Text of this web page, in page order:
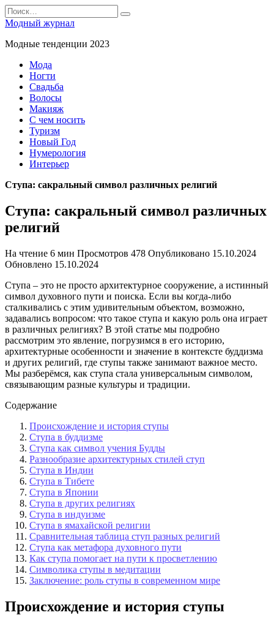
Перейти
к
содержанию
Search
for:
Модный журнал
Модные тенденции 2023
Мода
Ногти
Свадьба
Волосы
Макияж
С чем носить
Туризм
Новый Год
Нумерология
Интерьер
Ступа: сакральный символ различных религий
Ступа: сакральный символ различных
религий
На чтение 6 мин Просмотров 478 Опубликовано 15.10.2024
Обновлено 15.10.2024
Ступа – это не просто архитектурное сооружение, а истинный
символ духовного пути и поиска. Если вы когда-либо
сталкивались с этим удивительным объектом, возможно,
задавались вопросом: что такое ступа и какую роль она играет
в различных религиях? В этой статье мы подробно
рассмотрим это явление, погрузимся в его историю,
архитектурные особенности и значение в контексте буддизма
и других религий, где ступы также занимают важное место.
Мы разберёмся, как ступа стала универсальным символом,
связывающим разные культуры и традиции.
Содержание
Происхождение и история ступы
Ступа в буддизме
Ступа как символ учения Будды
Разнообразие архитектурных стилей ступ
Ступа в Индии
Ступа в Тибете
Ступа в Японии
Ступа в других религиях
Ступа в индуизме
Ступа в ямахайской религии
Сравнительная таблица ступ разных религий
Ступа как метафора духовного пути
Как ступа помогает на пути к просветлению
Символика ступы в медитации
Заключение: роль ступы в современном мире
Происхождение и история ступы